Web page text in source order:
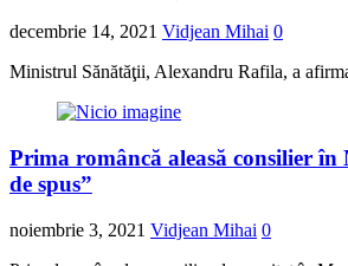
decembrie 14, 2021 Vidjean Mihai 0
Ministrul Sănătăţii, Alexandru Rafila, a
Prima româncă aleasă consilier
de spus”
noiembrie 3, 2021 Vidjean Mihai 0